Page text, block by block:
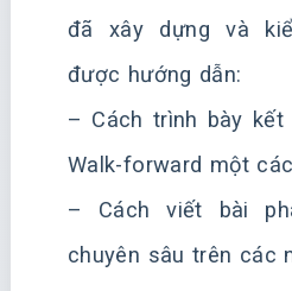
đã xây dựng và
được hướng dẫn:
– Cách trình bày kết
Walk-forward một
– Cách viết bài
chuyên sâu trên các